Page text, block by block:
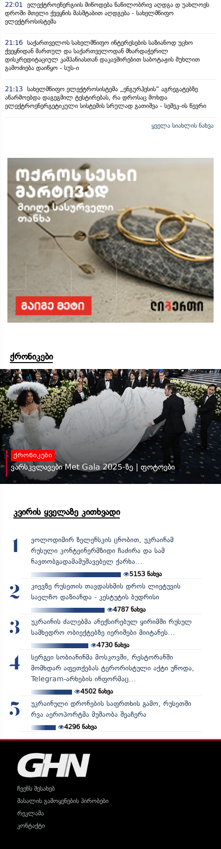
22:01
ელექტროენერგიის მიწოდება ნაწილობრივ აღდგა დ უახლოეს
დროში მთელი ქვეყნის მასშტაბით აღდგება - სახელმწიფო
ელექტროსისტემა
21:16 საქართველოს სახელმწიფო ინტერესების საზიანოდ უცხო
ქვეყნიდან მართულ და საქართველოდან მხარდაჭერილ
დისკრედიტაციულ კამპანიასთან დაკავშირებით საბოტაჟის მუხლით
გამოძიება დაიწყო - სუს-ი
21:13 სახელმწიფო ელექტროსისტემა „ენგურჰესის“ აგრეგატებზე
აწარმოებდა დაგეგმილ ტესტირებას, რა დროსაც მოხდა
ელექტროენერგეტიკული სისტემის სრულად გათიშვა - სემეკ-ის წევრი
ყველა სიახლის ნახვა
ქრონიკები
ქრონიკები
ვარსკვლავები Met Gala 2025-ზე | ფოტოები
კვირის ყველაზე კითხვადი
1
ვოლოდიმირ ზელენსკის ცნობით, უკრაინამ
რუსული კონტეინერმზიდი ჩაძირა და სამ
ნავთობგადამამუშავებელ ქარხა...
5153 ნახვა
2
კიევზე რუსეთის თავდასხმის დროს ლიეტუვის
საელჩო დაზიანდა - კესტუტის ბუდრისი
4787ნახვა
3
უკრაინის ძალებმა ანექსირებულ ყირიმში რუსულ
სამხედრო ობიექტებზე იერიშები მიიტანეს...
4730ნახვა
4
სერგეი სობიანინმა მოსკოვში, რესტორანში
მომხდარ აფეთქებას ტერორისტული აქტი უწოდა,
Telegram-არხების ინფორმაც...
4502ნახვა
5
უკრაინული დრონების საფრთხის გამო, რუსეთში
რვა აეროპორტმა მუშაობა შეაჩერა
4296ნახვა
ჩვენს შესახებ
მასალის გამოყენების პირობები
რეკლამა
კონტაქტი